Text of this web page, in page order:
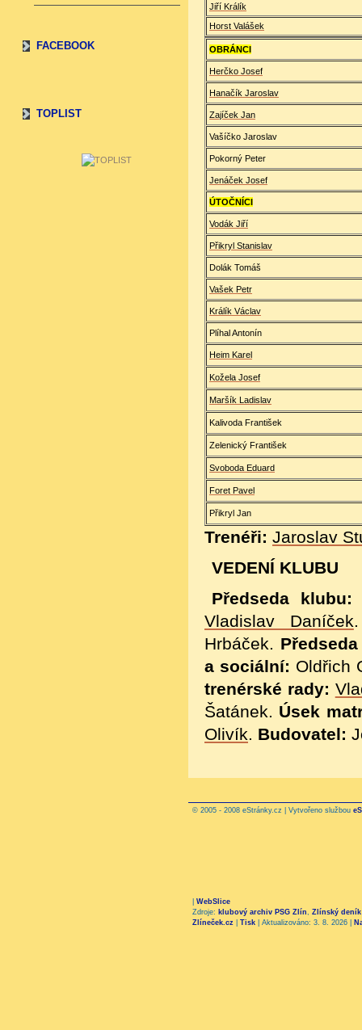
FACEBOOK
TOPLIST
Jiří Králík
Horst Valášek
OBRÁNCI
Herčko Josef
Hanačík Jaroslav
Zajíček Jan
Vašíčko Jaroslav
Pokorný Peter
Jenáček Josef
ÚTOČNÍCI
Vodák Jiří
Přikryl Stanislav
Dolák Tomáš
Vašek Petr
Králík Václav
Plíhal Antonín
Heim Karel
Kožela Josef
Maršík Ladislav
Kalivoda František
Zelenický František
Svoboda Eduard
Foret Pavel
Přikryl Jan
Trenéři: Jaroslav
VEDENÍ KLUBU
Předseda klubu:
Vladislav Daníček
Hrbáček.
a sociální: Oldřich
trenérské rady:
Šatánek. Úsek
Olivík. Budovatel:
© 2005 - 2008 eStránky.cz | Vytvořeno službou
WebSlice
Zdroje: klubový archiv PSG Zlín, Zlínský deník
Zlíneček.cz
Tisk Aktualizováno: 3. 8. 2026